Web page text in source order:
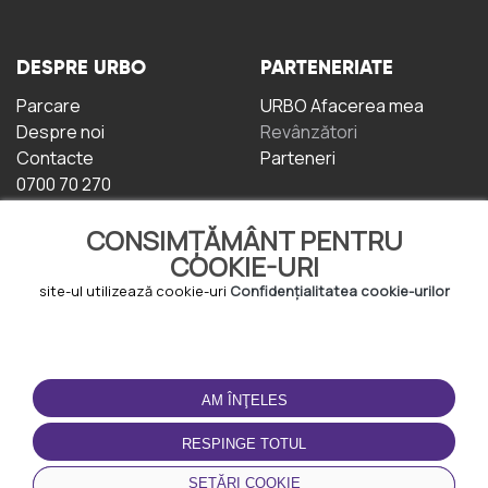
CONSIMȚĂMÂNT PENTRU
COOKIE-URI
site-ul utilizează cookie-uri Confidențialitatea cookie-urilor
AM ÎNŢELES
RESPINGE TOTUL
SETĂRI COOKIE
DESPRE URBO
Parcare
Despre noi
Contacte
0700 70 270
PARTENERIATE
URBO Afacerea mea
Revânzători
Parteneri
TERMENI DE UTILIZARE
Termeni și condiții
Politica de
Confidențialitate
Politica de cookie-uri
DESCĂRCAȚI
APLICAȚIA